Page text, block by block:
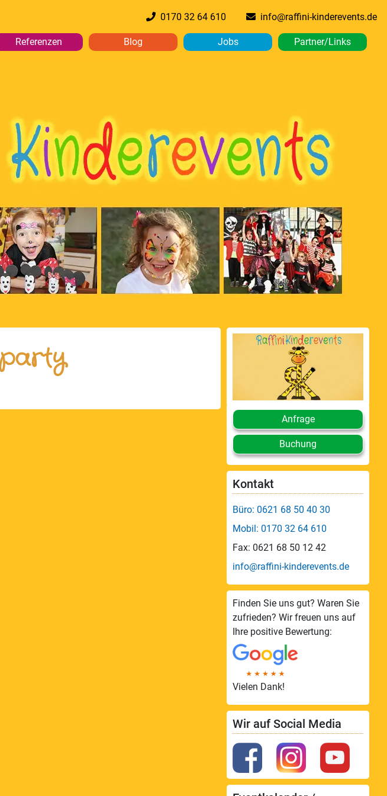
0170 32 64 610 info@raffini-kinderevents.de
Referenzen Blog Jobs Partner/Links
Anfrage
Buchung
Kontakt
Büro: 0621 68 50 40 30
Mobil: 0170 32 64 610
Fax: 0621 68 50 12 42
info@raffini-kinderevents.de
Finden Sie uns gut? Waren Sie
zufrieden? Wir freuen uns auf
Ihre positive Bewertung:
Vielen Dank!
Wir auf Social Media